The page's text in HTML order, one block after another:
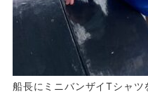
船長にミニバンザイTシャツ